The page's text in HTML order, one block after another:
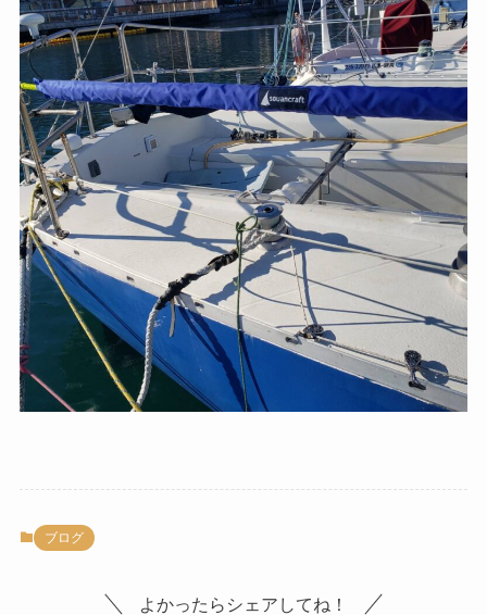
ブログ
よかったらシェアしてね！